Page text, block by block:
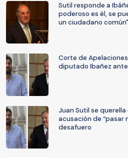
Sutil responde a
poderoso es él, se
un ciudadano común"
Corte de
diputado Ibañez
Juan Sutil se
acusación de “pasar
desafuero